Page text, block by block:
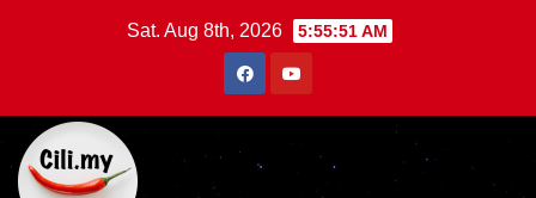
Sat. Aug 8th, 2026 5:55:52 AM